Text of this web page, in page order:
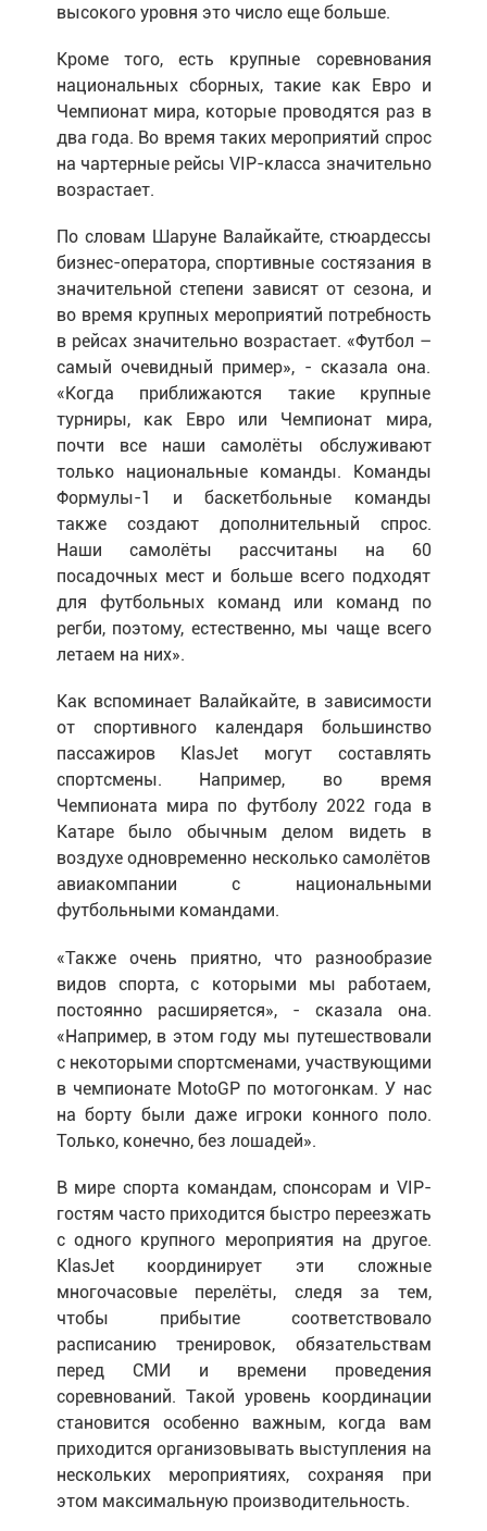
высокого уровня это число еще больше.
Кроме того, есть крупные соревнования
национальных сборных, такие как Евро и
Чемпионат мира, которые проводятся раз в
два года. Во время таких мероприятий спрос
на чартерные рейсы VIP-класса значительно
возрастает.
По словам Шаруне Валайкайте, стюардессы
бизнес-оператора, спортивные состязания в
значительной степени зависят от сезона, и
во время крупных мероприятий потребность
в рейсах значительно возрастает. «Футбол –
самый очевидный пример», - сказала она.
«Когда приближаются такие крупные
турниры, как Евро или Чемпионат мира,
почти все наши самолёты обслуживают
только национальные команды. Команды
Формулы-1 и баскетбольные команды
также создают дополнительный спрос.
Наши самолёты рассчитаны на 60
посадочных мест и больше всего подходят
для футбольных команд или команд по
регби, поэтому, естественно, мы чаще всего
летаем на них».
Как вспоминает Валайкайте, в зависимости
от спортивного календаря большинство
пассажиров KlasJet могут составлять
спортсмены. Например, во время
Чемпионата мира по футболу 2022 года в
Катаре было обычным делом видеть в
воздухе одновременно несколько самолётов
авиакомпании с национальными
футбольными командами.
«Также очень приятно, что разнообразие
видов спорта, с которыми мы работаем,
постоянно расширяется», - сказала она.
«Например, в этом году мы путешествовали
с некоторыми спортсменами, участвующими
в чемпионате MotoGP по мотогонкам. У нас
на борту были даже игроки конного поло.
Только, конечно, без лошадей».
В мире спорта командам, спонсорам и VIP-
гостям часто приходится быстро переезжать
с одного крупного мероприятия на другое.
KlasJet координирует эти сложные
многочасовые перелёты, следя за тем,
чтобы прибытие соответствовало
расписанию тренировок, обязательствам
перед СМИ и времени проведения
соревнований. Такой уровень координации
становится особенно важным, когда вам
приходится организовывать выступления на
нескольких мероприятиях, сохраняя при
этом максимальную производительность.